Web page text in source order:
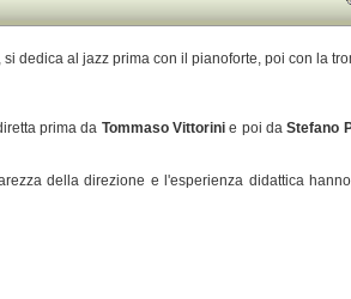
dedica al jazz prima con il pianoforte, poi con la
prima da Tommaso Vittorinie poi daStefano
della direzione e l'esperienza didattica